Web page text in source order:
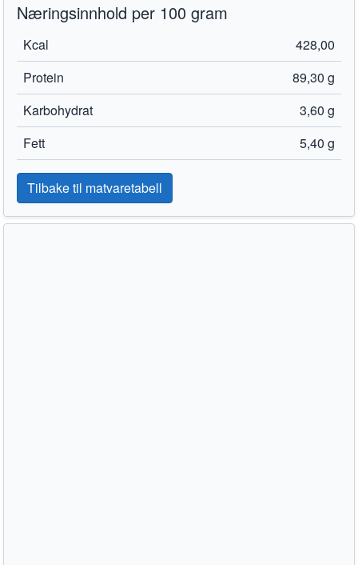
Næringsinnhold per 100 gram
Kcal
428,00
Protein
89,30 g
Karbohydrat
3,60 g
Fett
5,40 g
Tilbake til matvaretabell